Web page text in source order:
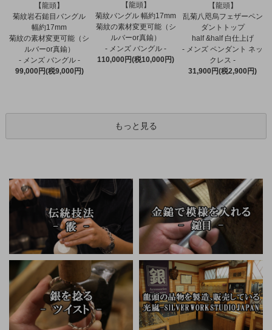
【龍頭】
菊紋岩石鎚目バングル
幅約17mm
菊紋の素材変更可能（シ
ルバーor真鍮）
- メンズ バングル -
99,000円(税9,000円)
【龍頭】
菊紋バングル 幅約17mm
菊紋の素材変更可能（シ
ルバーor真鍮）
- メンズ バングル -
110,000円(税10,000円)
【龍頭】
乱菊八咫烏フェザーペン
ダントトップ
half &half 白仕上げ
- メンズ ペンダント ネッ
クレス -
31,900円(税2,900円)
もっと見る